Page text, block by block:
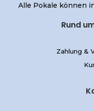
Alle Pokale können
Rund
Zahlung &